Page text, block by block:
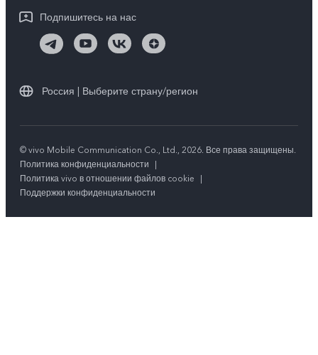
Скачать LUT для Log-восстановления
Подпишитесь на нас
Россия | Выберите страну/регион
© vivo Mobile Communication Co., Ltd., 2026. Все права защищены.
Политика конфиденциальности
|
Политика vivo в отношении файлов cookie
|
Поддержки конфиденциальности